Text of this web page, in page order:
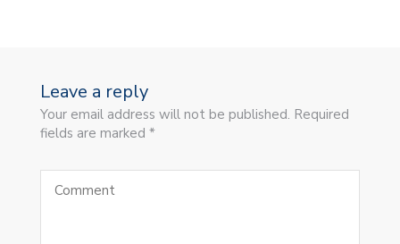
Leave a reply
Your email address will not be published. Required
fields are marked *